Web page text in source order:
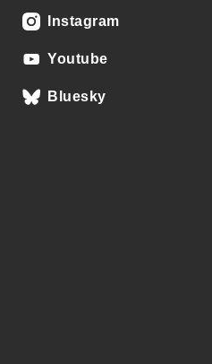
Instagram
Youtube
Bluesky